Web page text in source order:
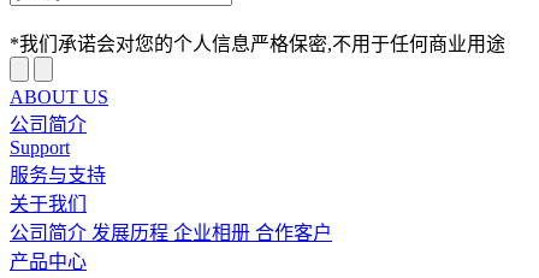
*我们承诺会对您的个人信息严格保密,不用于任何商业用途
ABOUT US
公司简介
Support
服务与支持
关于我们
公司简介 发展历程 企业相册 合作客户
产品中心